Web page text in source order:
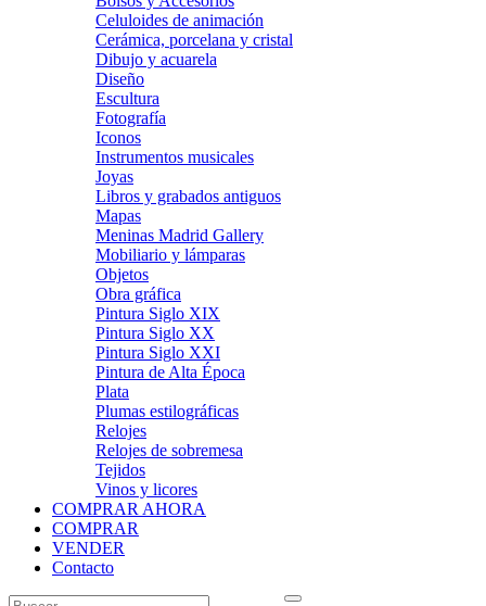
Celuloides de animación
Cerámica, porcelana y cristal
Dibujo y acuarela
Diseño
Escultura
Fotografía
Iconos
Instrumentos musicales
Joyas
Libros y grabados antiguos
Mapas
Meninas Madrid Gallery
Mobiliario y lámparas
Objetos
Obra gráfica
Pintura Siglo XIX
Pintura Siglo XX
Pintura Siglo XXI
Pintura de Alta Época
Plata
Plumas estilográficas
Relojes
Relojes de sobremesa
Tejidos
Vinos y licores
COMPRAR AHORA
COMPRAR
VENDER
Contacto